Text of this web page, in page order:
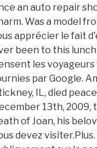
an auto repair
Was a model
apprécier le fait
been to this
les
par Google.
IL, died
13th,
of Joan, his
devez